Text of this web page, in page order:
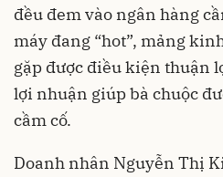
đều đem vào ngân hàng
máy đang “hot”, mảng
gặp được điều kiện thuận
lợi nhuận giúp bà chuộc
cầm cố.
Doanh nhân Nguyễn Thị